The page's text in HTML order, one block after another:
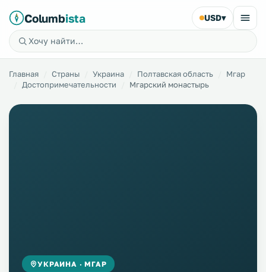
Columbista USD▾
Главная Страны Украина Полтавская область
Мгар
Достопримечательности
Мгарский монастырь
УКРАИНА · МГАР